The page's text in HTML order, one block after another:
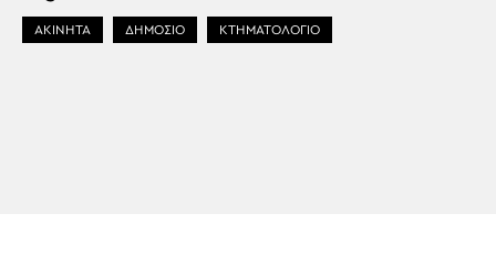
ΑΚΙΝΗΤΑ ΔΗΜΟΣΙΟ ΚΤΗΜΑΤΟΛΟΓΙΟ